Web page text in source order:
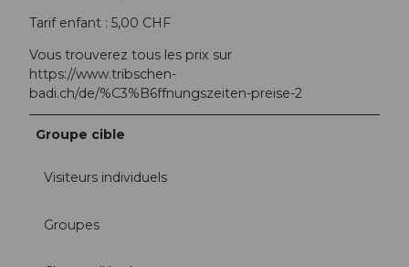
Tarif enfant : 5,00 CHF
Vous trouverez tous les prix sur
https://www.tribschen-
badi.ch/de/%C3%B6ffnungszeiten-preise-2
Groupe cible
Visiteurs individuels
Groupes